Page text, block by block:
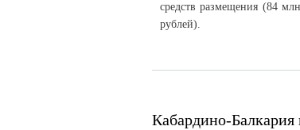
средств размещения (84
рублей).
Кабардино-